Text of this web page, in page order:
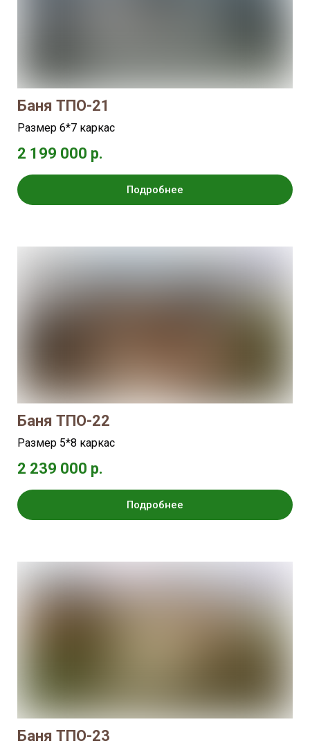
Баня ТПО-21
Размер 6*7 каркас
2 199 000 р.
Подробнее
Баня ТПО-22
Размер 5*8 каркас
2 239 000 р.
Подробнее
Баня ТПО-23